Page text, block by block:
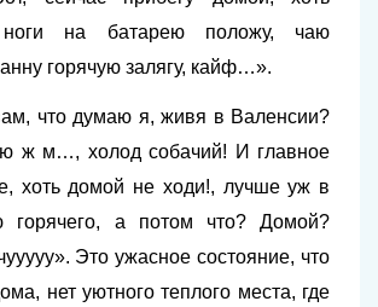
ноги на батарею положу, чаю
горячую залягу, кайф…».
что думаю я, живя в Валенсии?
ж м…, холод собачий! И главное
хоть домой не ходи!, лучше уж в
а потом что? Домой?
Это ужасное состояние, что
нет уютного теплого места, где